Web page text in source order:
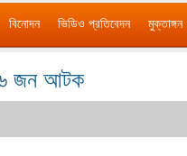
বিনোদন ভিডিও প্রতিবেদন মুক্তাঙ্গন
৬ জন আটক